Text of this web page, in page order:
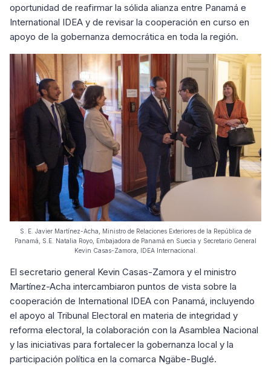
oportunidad de reafirmar la sólida alianza entre Panamá e
International IDEA y de revisar la cooperación en curso en
apoyo de la gobernanza democrática en toda la región.
S. E. Javier Martínez-Acha, Ministro de Relaciones Exteriores de la República de
Panamá, S.E. Natalia Royo, Embajadora de Panamá en Suecia y Secretario General
Kevin Casas-Zamora, IDEA Internacional.
El secretario general Kevin Casas-Zamora y el ministro
Martínez-Acha intercambiaron puntos de vista sobre la
cooperación de International IDEA con Panamá, incluyendo
el apoyo al Tribunal Electoral en materia de integridad y
reforma electoral, la colaboración con la Asamblea Nacional
y las iniciativas para fortalecer la gobernanza local y la
participación política en la comarca Ngäbe-Buglé.